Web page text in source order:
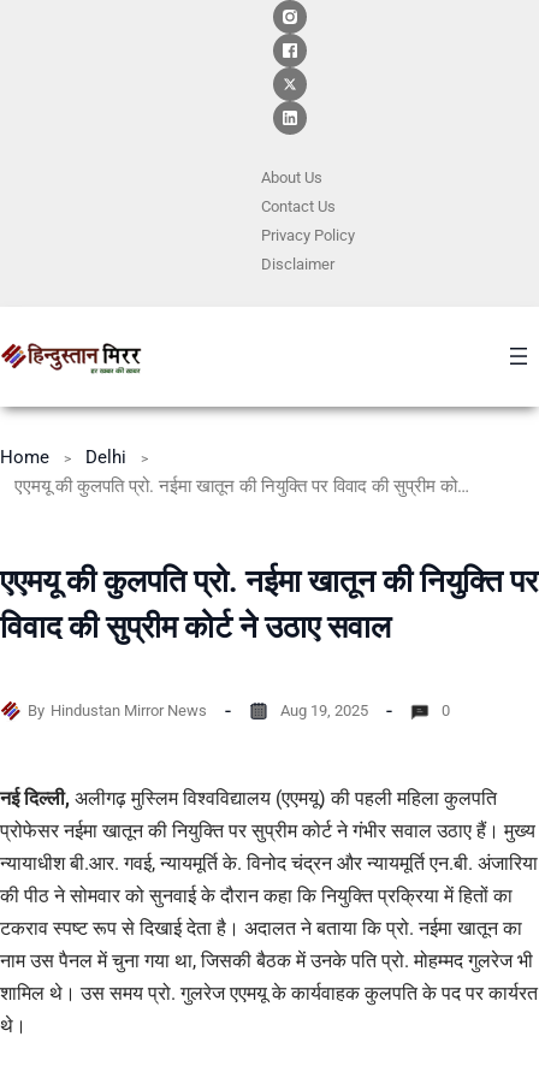
About Us
ContactUs
Privacy Policy
Disclaimer
Home
Delhi
एएमयू की कुलपति प्रो. नईमा खातून की नियुक्ति पर विवाद की सुप्रीम कोर्ट ने उठाए सवाल
एएमयू की कुलपति प्रो. नईमा खातून की नियुक्ति पर
विवाद की सुप्रीम कोर्ट ने उठाए सवाल
By Hindustan Mirror News Aug 19, 2025 0
नई दिल्ली, अलीगढ़ मुस्लिम विश्वविद्यालय (एएमयू) की पहली महिला कुलपति
प्रोफेसर नईमा खातून की नियुक्ति पर सुप्रीम कोर्ट ने गंभीर सवाल उठाए हैं। मुख्य
न्यायाधीश बी.आर. गवई, न्यायमूर्ति के. विनोद चंद्रन और न्यायमूर्ति एन.बी. अंजारिया
की पीठ ने सोमवार को सुनवाई के दौरान कहा कि नियुक्ति प्रक्रिया में हितों का
टकराव स्पष्ट रूप से दिखाई देता है। अदालत ने बताया कि प्रो. नईमा खातून का
नाम उस पैनल में चुना गया था, जिसकी बैठक में उनके पति प्रो. मोहम्मद गुलरेज भी
शामिल थे। उस समय प्रो. गुलरेज एएमयू के कार्यवाहक कुलपति के पद पर कार्यरत
थे।